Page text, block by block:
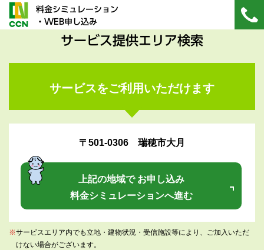
料金シミュレーション
・WEB申し込み
サービス提供エリア検索
サービスをご利用いただけます
〒501-0306 瑞穂市大月
上記の地域で お申し込み
料金シミュレーションへ進む
※サービスエリア内でも立地・建物状況・受信施設等により、ご加入いただ
けない場合がございます。